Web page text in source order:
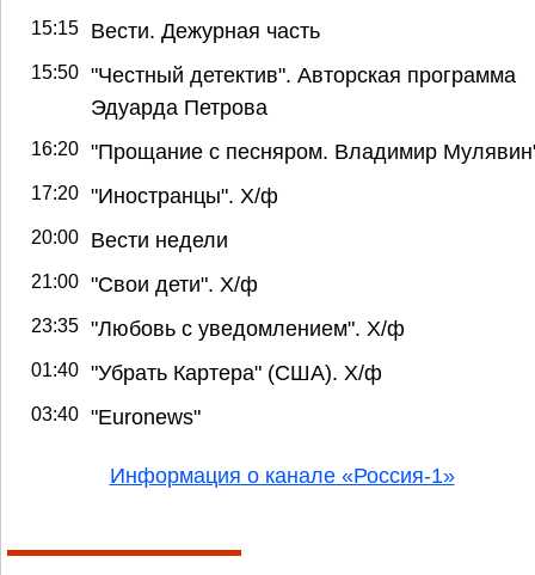
15:15 Вести. Дежурная часть
15:50 "Честный детектив". Авторская программа
Эдуарда Петрова
16:20 "Прощание с песняром. Владимир
17:20 "Иностранцы". Х/ф
20:00 Вести недели
21:00 "Свои дети". Х/ф
23:35 "Любовь с уведомлением". Х/ф
01:40 "Убрать Картера" (США). Х/ф
03:40 "Euronews"
Информация о канале «Россия-1»